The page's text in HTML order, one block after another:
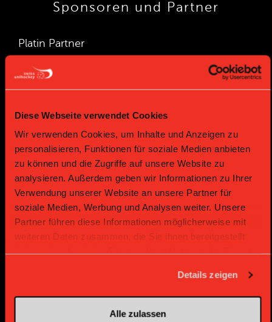
Diese Webseite verwendet Cookies
Wir verwenden Cookies, um Inhalte und Anzeigen zu
personalisieren, Funktionen für soziale Medien anbieten
zu können und die Zugriffe auf unsere Website zu
analysieren. Außerdem geben wir Informationen zu Ihrer
Verwendung unserer Website an unsere Partner für
soziale Medien, Werbung und Analysen weiter. Unsere
Partner führen diese Informationen möglicherweise mit
weiteren Daten zusammen, die Sie ihnen bereitgestellt
Details zeigen
Alle zulassen
Sponsoren und Partner
Platin Partner
Gold Partner Gold Partner
Gold Partner